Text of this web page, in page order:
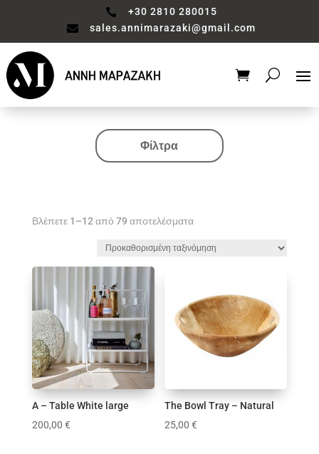

+30 2810 280015

sales.annimarazaki@gmail.com
Φίλτρα
2 1 6
9
1 10 4
1 2
Εύρος τιμών
Βλέπετε 1–12 από 79 αποτελέσματα
A – Table White large
200,00 €
The Bowl Tray – Natural
25,00€